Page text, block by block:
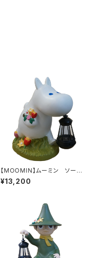
【MOOMIN】ムーミン ソーラ
ーランタン（ムーミン/KC5109）
¥13,200